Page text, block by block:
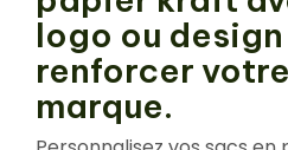
logo ou
renforcer
marque.